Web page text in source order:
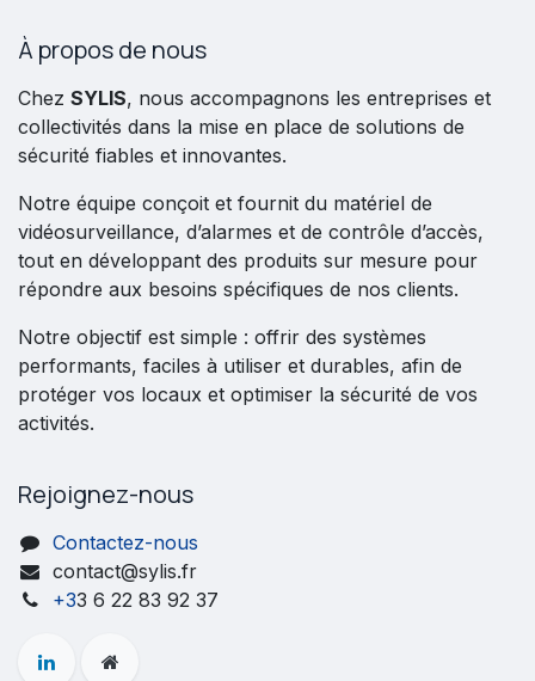
À propos de nous
Chez SYLIS, nous accompagnons les entreprises et
collectivités dans la mise en place de solutions de
sécurité fiables et innovantes.
Notre équipe conçoit et fournit du matériel de
vidéosurveillance, d’alarmes et de contrôle d’accès,
tout en développant des produits sur mesure pour
répondre aux besoins spécifiques de nos clients.
Notre objectif est simple : offrir des systèmes
performants, faciles à utiliser et durables, afin de
protéger vos locaux et optimiser la sécurité de vos
activités.
Rejoignez-nous
Contactez-nous
contact@sylis.fr
+33 6 22 83 92 37